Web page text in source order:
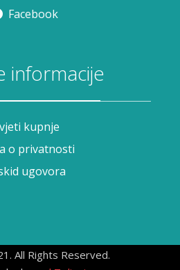
Facebook
informacije
kupnje
o privatnosti
ugovora
All Rights Reserved.